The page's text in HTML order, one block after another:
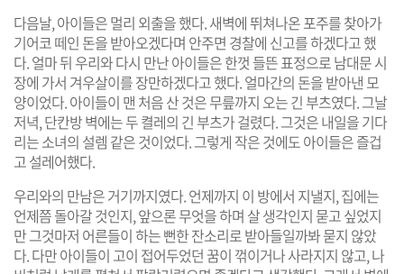
다음날, 아이들은 멀리 외출을 했다. 새벽에 뛰쳐나온 포주를 찾아가
기어코 떼인 돈을 받아오겠다며 안주면 경찰에 신고를 하겠다고 했
다. 얼마 뒤 우리와 다시 만난 아이들은 한껏 들뜬 표정으로 남대문 시
장에 가서 겨우살이를 장만하겠다고 했다. 얼마간의 돈을 받아낸 모
양이었다. 아이들이 맨 처음 산 것은 무릎까지 오는 긴 부츠였다. 그날
저녁, 단칸방 벽에는 두 켤레의 긴 부츠가 걸렸다. 그것은 내일을 기다
리는 소녀의 설렘 같은 것이었다. 그렇게 작은 것에도 아이들은 즐겁
고 설레어했다.
우리와의 만남은 거기까지였다. 언제까지 이 방에서 지낼지, 집에는
언제쯤 돌아갈 것인지, 앞으론 무엇을 하며 살 생각인지 묻고 싶었지
만 그것마저 어른들이 하는 뻔한 잔소리로 받아들일까봐 묻지 않았
다. 다만 아이들이 고이 접어두었던 꿈이 꺾이거나 사라지지 않고, 나